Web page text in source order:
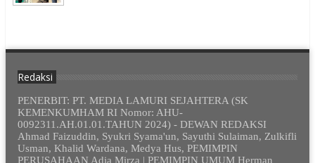
Redaksi
PENERBIT: PT. MEDIA LAMURI SEJAHTERA (SK
KEMENKUMHAM RI Nomor: AHU-
0092311.AH.01.01.TAHUN 2024) - DEWAN REDAKSI
Ahmad Faizuddin, Syukri Syama'un, Sayuthi Sulaiman, Zulkifli
Usman, Khalid Wardana, Medya Hus, PEMIMPIN
PERUSAHAAN Adia Mirza | PEMIMPIN UMUM Herman